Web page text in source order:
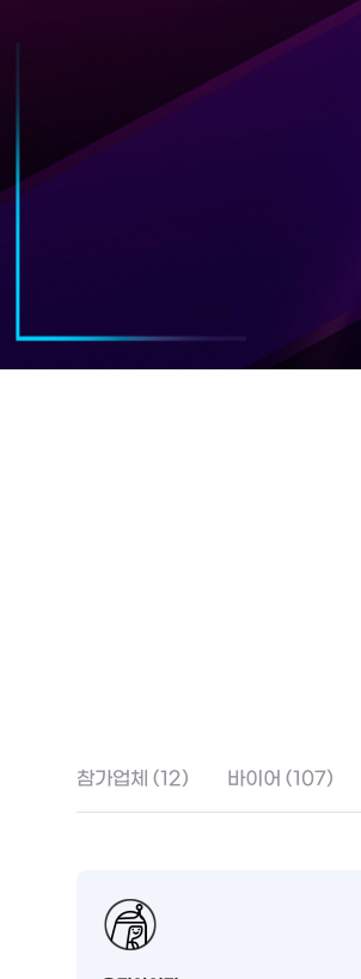
참가업체 (12) 바이어 (107)